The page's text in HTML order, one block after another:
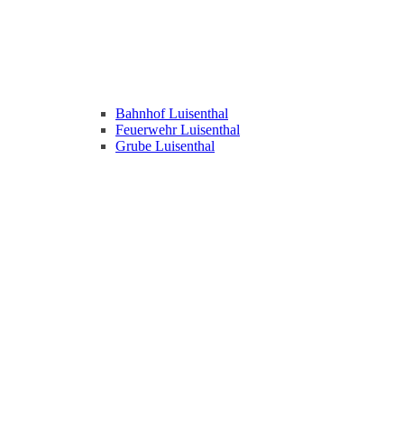
Bahnhof Luisenthal
Feuerwehr Luisenthal
Grube Luisenthal